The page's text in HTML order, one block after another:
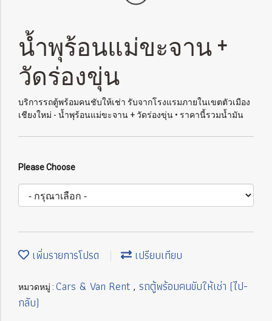
น้ำพุร้อนแม่ขะจาน +
วัดร่องขุ่น
บริการรถตู้พร้อมคนชับให้เช่า รับจากโรงแรมภายในเขตตัวเมือง
เชียงใหม่ - น้ำพุร้อนแม่ขะจาน + วัดร่องขุ่น • ราคานี้รวมน้ำมัน
Please Choose
เพิ่มรายการโปรด เปรียบเทียบ
หมวดหมู่ : Cars & Van Rent , รถตู้พร้อมคนขับให้เช่า (ไป-
กลับ)